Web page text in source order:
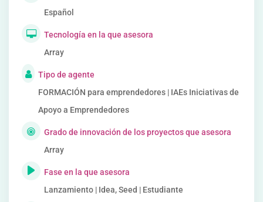
Español
Tecnología en la que asesora
Array
Tipo de agente
FORMACIÓN para emprendedores | IAEs Iniciativas de
Apoyo a Emprendedores
Grado de innovación de los proyectos que asesora
Array
Fase en la que asesora
Lanzamiento | Idea, Seed | Estudiante